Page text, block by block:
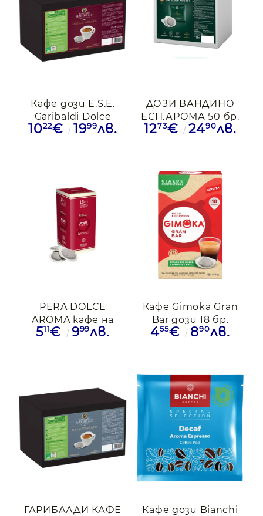
Кафе дози E.S.E.
Garibaldi Dolce
Aroma, 50бр.
1022€ 1999лв.
ДОЗИ ВАНДИНО
ЕСП.АРОМА 50 бр.
под
1273€ 2490лв.
PERA DOLCE
AROMA кафе на
дози 18 бр.
511€ 999лв.
Кафе Gimoka Gran
Bar дози 18 бр.
455€ 890лв.
ГАРИБАЛДИ КАФЕ
Кафе дози Bianchi